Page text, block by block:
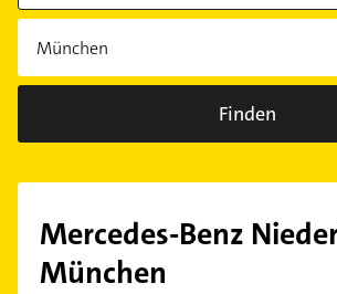
Finden
Mercedes-Benz
München